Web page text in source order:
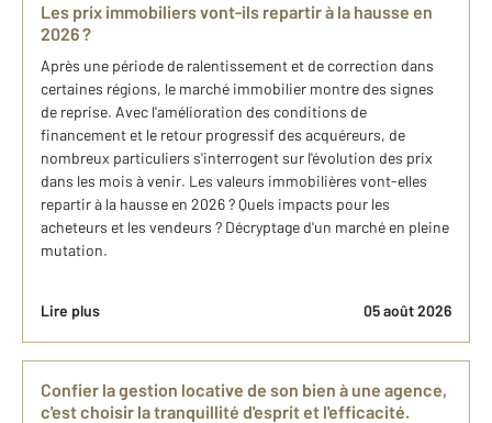
Les prix immobiliers vont-ils repartir à la hausse en
2026 ?
Après une période de ralentissement et de correction dans
certaines régions, le marché immobilier montre des signes
de reprise. Avec l'amélioration des conditions de
financement et le retour progressif des acquéreurs, de
nombreux particuliers s'interrogent sur l'évolution des prix
dans les mois à venir. Les valeurs immobilières vont-elles
repartir à la hausse en 2026 ? Quels impacts pour les
acheteurs et les vendeurs ? Décryptage d'un marché en pleine
mutation.
Lire plus 05 août 2026
Confier la gestion locative de son bien à une agence,
c'est choisir la tranquillité d'esprit et l'efficacité.